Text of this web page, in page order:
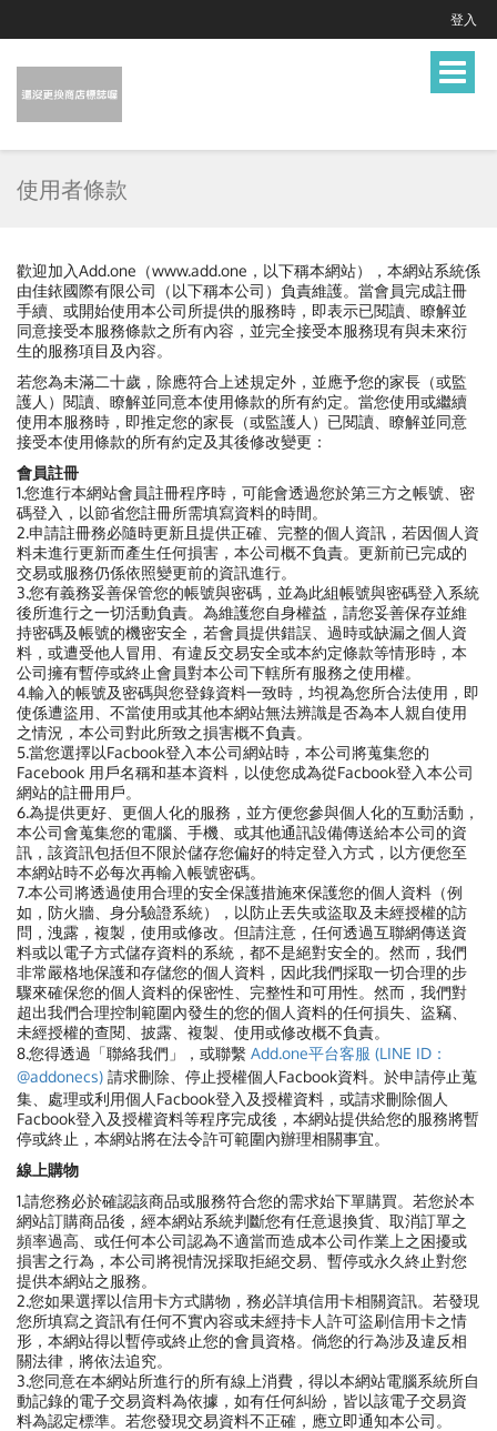
登入
Toggle
使用者條款
歡迎加入Add.one（www.add.one，以下稱本網站），本網站系統係
由佳銥國際有限公司（以下稱本公司）負責維護。當會員完成註冊
手續、或開始使用本公司所提供的服務時，即表示已閱讀、瞭解並
同意接受本服務條款之所有內容，並完全接受本服務現有與未來衍
生的服務項目及內容。
若您為未滿二十歲，除應符合上述規定外，並應予您的家長（或監
護人）閱讀、瞭解並同意本使用條款的所有約定。當您使用或繼續
使用本服務時，即推定您的家長（或監護人）已閱讀、瞭解並同意
接受本使用條款的所有約定及其後修改變更：
會員註冊
1.您進行本網站會員註冊程序時，可能會透過您於第三方之帳號、密
碼登入，以節省您註冊所需填寫資料的時間。
2.申請註冊務必隨時更新且提供正確、完整的個人資訊，若因個人資
料未進行更新而產生任何損害，本公司概不負責。更新前已完成的
交易或服務仍係依照變更前的資訊進行。
3.您有義務妥善保管您的帳號與密碼，並為此組帳號與密碼登入系統
後所進行之一切活動負責。為維護您自身權益，請您妥善保存並維
持密碼及帳號的機密安全，若會員提供錯誤、過時或缺漏之個人資
料，或遭受他人冒用、有違反交易安全或本約定條款等情形時，本
公司擁有暫停或終止會員對本公司下轄所有服務之使用權。
4.輸入的帳號及密碼與您登錄資料一致時，均視為您所合法使用，即
使係遭盜用、不當使用或其他本網站無法辨識是否為本人親自使用
之情況，本公司對此所致之損害概不負責。
5.當您選擇以Facbook登入本公司網站時，本公司將蒐集您的
Facebook 用戶名稱和基本資料，以使您成為從Facbook登入本公司
網站的註冊用戶。
6.為提供更好、更個人化的服務，並方便您參與個人化的互動活動，
本公司會蒐集您的電腦、手機、或其他通訊設備傳送給本公司的資
訊，該資訊包括但不限於儲存您偏好的特定登入方式，以方便您至
本網站時不必每次再輸入帳號密碼。
7.本公司將透過使用合理的安全保護措施來保護您的個人資料（例
如，防火牆、身分驗證系統），以防止丟失或盜取及未經授權的訪
問，洩露，複製，使用或修改。但請注意，任何透過互聯網傳送資
料或以電子方式儲存資料的系統，都不是絕對安全的。然而，我們
非常嚴格地保護和存儲您的個人資料，因此我們採取一切合理的步
驟來確保您的個人資料的保密性、完整性和可用性。然而，我們對
超出我們合理控制範圍內發生的您的個人資料的任何損失、盜竊、
未經授權的查閱、披露、複製、使用或修改概不負責。
8.您得透過「聯絡我們」，或聯繫 Add.one平台客服 (LINE ID：
@addonecs) 請求刪除、停止授權個人Facbook資料。於申請停止蒐
集、處理或利用個人Facbook登入及授權資料，或請求刪除個人
Facbook登入及授權資料等程序完成後，本網站提供給您的服務將暫
停或終止，本網站將在法令許可範圍內辦理相關事宜。
線上購物
1.請您務必於確認該商品或服務符合您的需求始下單購買。若您於本
網站訂購商品後，經本網站系統判斷您有任意退換貨、取消訂單之
頻率過高、或任何本公司認為不適當而造成本公司作業上之困擾或
損害之行為，本公司將視情況採取拒絕交易、暫停或永久終止對您
提供本網站之服務。
2.您如果選擇以信用卡方式購物，務必詳填信用卡相關資訊。若發現
您所填寫之資訊有任何不實內容或未經持卡人許可盜刷信用卡之情
形，本網站得以暫停或終止您的會員資格。倘您的行為涉及違反相
關法律，將依法追究。
3.您同意在本網站所進行的所有線上消費，得以本網站電腦系統所自
動記錄的電子交易資料為依據，如有任何糾紛，皆以該電子交易資
料為認定標準。若您發現交易資料不正確，應立即通知本公司。